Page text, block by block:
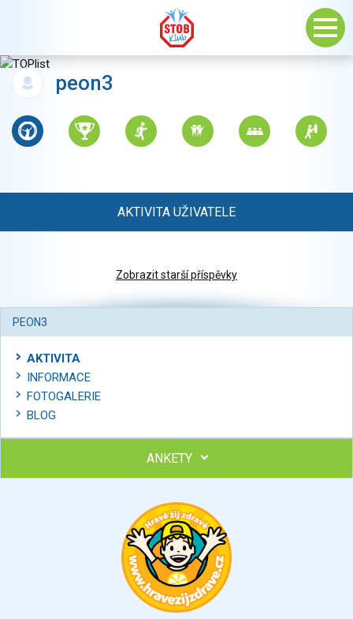
peon3
AKTIVITA UŽIVATELE
Zobrazit starší příspěvky
PEON3
AKTIVITA
INFORMACE
FOTOGALERIE
BLOG
ANKETY